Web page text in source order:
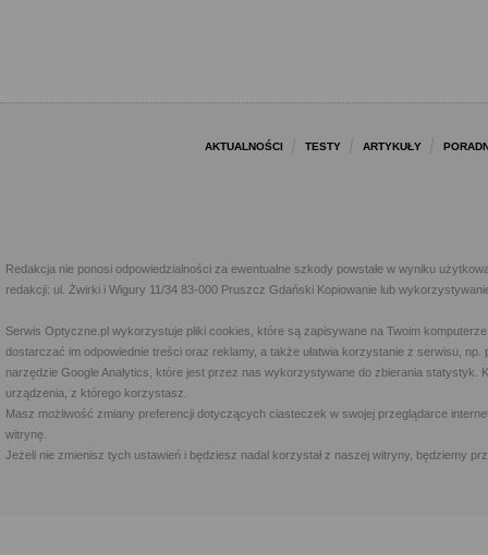
AKTUALNOŚCI TESTY ARTYKUŁY
Redakcja nie ponosi odpowiedzialności za ewentualne szkody powstałe w wyniku
redakcji: ul. Żwirki i Wigury 11/34 83-000 Pruszcz Gdański Kopiowanie lub
Serwis Optyczne.pl wykorzystuje pliki cookies, które są zapisywane na Twoim
dostarczać im odpowiednie treści oraz reklamy, a także ułatwia korzystanie z serwisu,
narzędzie Google Analytics, które jest przez nas wykorzystywane do zbierania statystyk.
urządzenia, z którego korzystasz.
Masz możliwość zmiany preferencji dotyczących ciasteczek w swojej przeglądarce
witrynę.
Jeżeli nie zmienisz tych ustawień i będziesz nadal korzystał z naszej witryny, będziemy